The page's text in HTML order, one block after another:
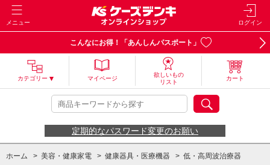
メニュー ログイン
こんなにお得！「あんしんパスポート」
カテゴリー マイページ
欲しいもの
リスト
カート
定期的なパスワード変更のお願い
ホーム > 美容・健康家電 > 健康器具・医療機器 > 低・高周波治療器